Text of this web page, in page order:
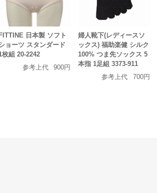
FITTINE 日本製 ソフト
ョーツ スタンダード
枚組 20-2242
参考上代
900円
婦人靴下(レディースソ
ックス) 福助楽健 シルク
100% つま先ソックス 5
本指 1足組 3373-911
参考上代
700円